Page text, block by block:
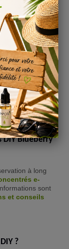
mélangee-
2 et 3 semaines
arôme.
la
DIY Blueberry
à long
e-
sont
et conseils
?